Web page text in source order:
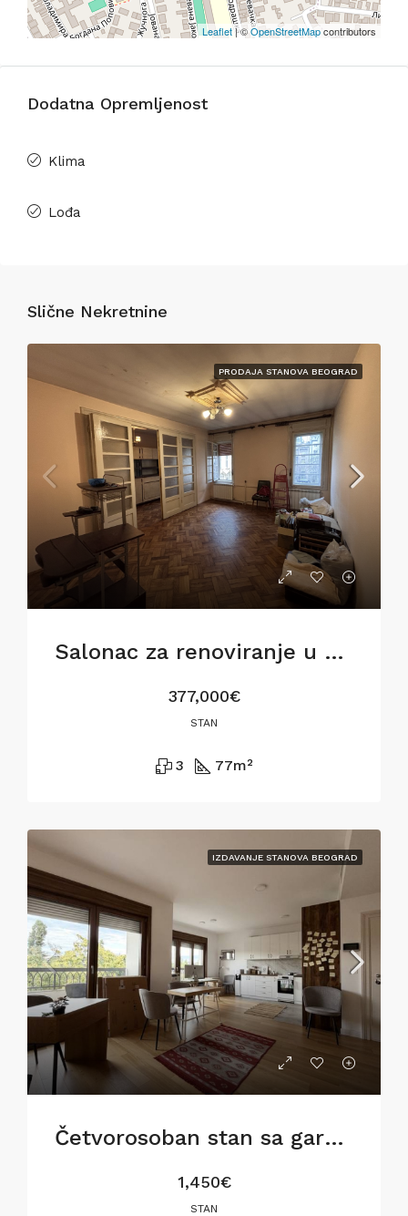
Leaflet| ©OpenStreetMapcontributors
Dodatna Opremljenost
Klima
Lođa
Slične Nekretnine
PRODAJA STANOVA BEOGRAD
Salonac za renoviranje u Siminoj ulici
377,000€
STAN
3 77m²
IZDAVANJE STANOVA BEOGRAD
Četvorosoban stan sa garažom na Dorćolu
1,450€
STAN